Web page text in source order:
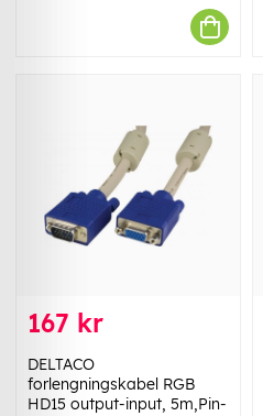
167 kr
DELTACO
forlengningskabel RGB
HD15 output-input, 5m,Pin-